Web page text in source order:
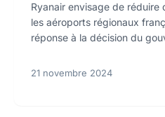
Ryanair envisage de
les aéroports régionaux
réponse à la décision du
21 novembre 2024